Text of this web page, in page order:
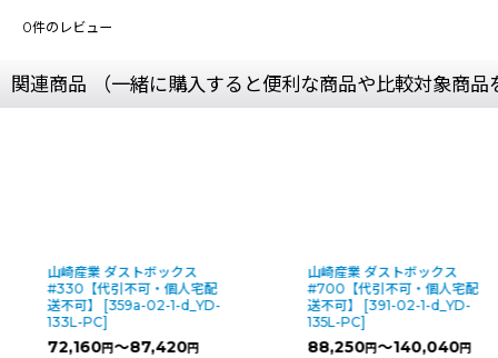
0件のレビュー
関連商品 （一緒に購入すると便利な商品や比較対象商品
山崎産業 ダストボックス
#330【代引不可・個人宅配
送不可】
[359a-02-1-d_YD-
133L-PC]
72,160円～87,420円
山崎産業 ダストボックス
#700【代引不可・個人宅配
送不可】
391-02-1-d_YD-
135L-PC]
88,250円～140,040円